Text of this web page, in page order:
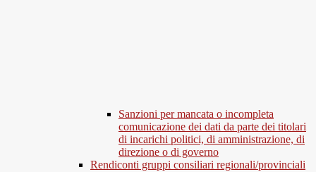
Sanzioni per mancata o incompleta
comunicazione dei dati da parte dei titolari
di incarichi politici, di amministrazione, di
direzione o di governo
Rendiconti gruppi consiliari regionali/provinciali